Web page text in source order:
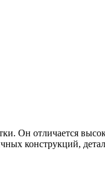
Он отличается
конструкций,